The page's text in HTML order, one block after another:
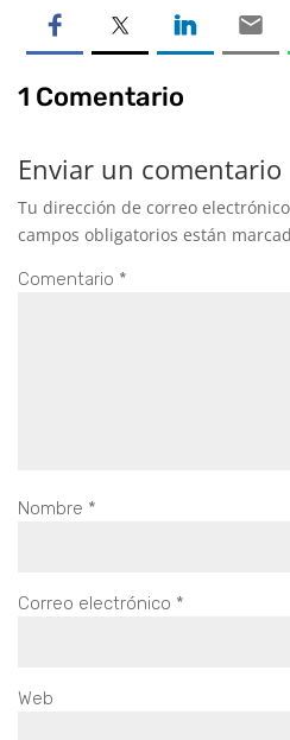
1 Comentario
Enviar un comentario
Tu dirección de correo
campos obligatorios están
Comentario *
Nombre *
Correo electrónico *
Web